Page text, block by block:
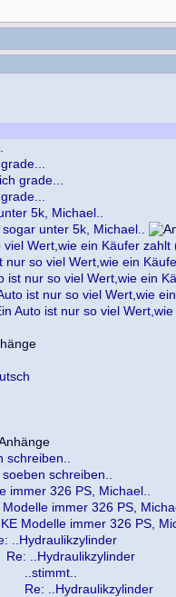
grade...
5k, Michael..
unter 5k, Michael..
viel Wert,wie ein Käufer zahlt
nur so viel Wert,wie ein
ist nur so viel Wert,wie ein
ist nur so viel Wert,wie
Auto ist nur so viel
schreiben..
schreiben..
immer 326 PS, Michael..
Modelle immer 326 PS,
Modelle immer 326 PS,
..Hydraulikzylinder
Re: ..Hydraulikzylinder
..stimmt..
Re: ..Hydraulikzylinder